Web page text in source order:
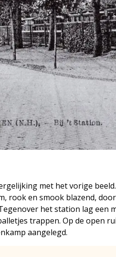
met het vorige
rook en smook blazend,
het station lag een
trappen. Op de open
aangelegd.